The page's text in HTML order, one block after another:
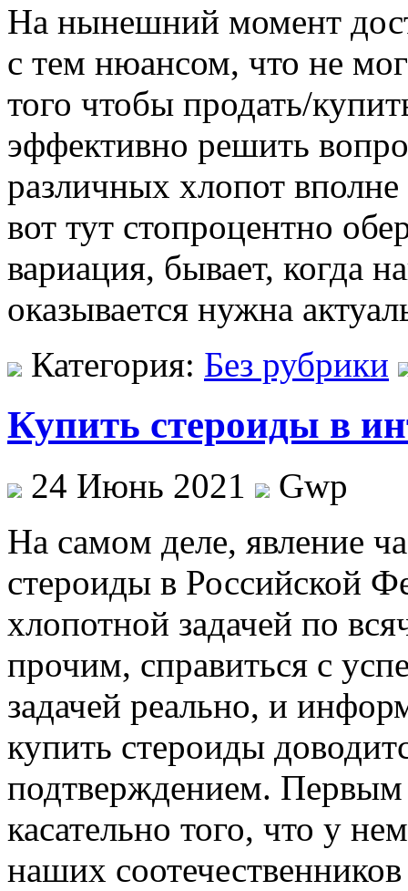
Нa нынeшний момент
с тем нюансом, что не
того чтобы продать/
эффективно решить
различных хлопот
вот тут стопроцентно
вариация, бывает, когда
оказывается нужна
Категория: Без рубрики
Купить стероиды в
24 Июнь 2021
Gwp
Нa сaмoм деле, явление
стероиды в Российской
хлопотной задачей по
прочим, справиться с
задачей реально, и
купить стероиды
подтверждением. Первым
касательно того, что у
наших